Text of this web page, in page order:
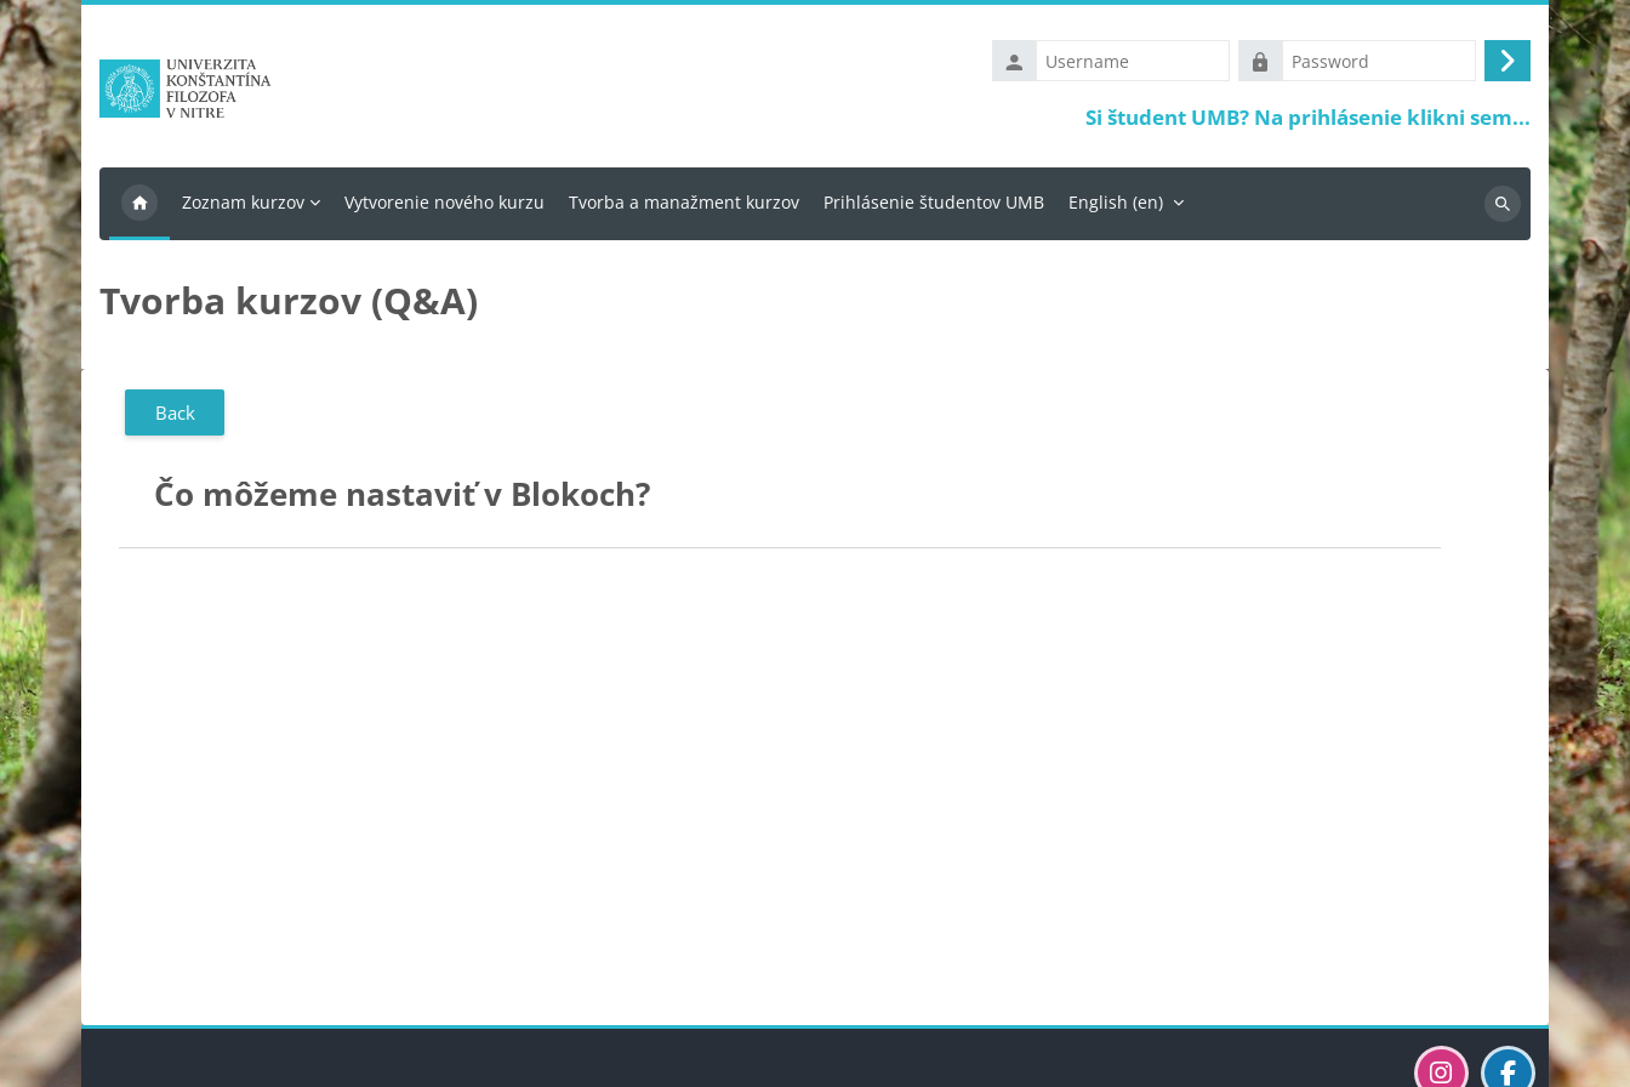
Skip to main content
Username
Password
Log
Si študent UMB? Na prihlásenie klikni sem...
Zoznam kurzov Vytvorenie nového kurzu Tvorba a manažment kurzov Prihlásenie študentov UMB English ‎(en)‎
Search
Tvorba kurzov (Q&A)
Back
Čo môžeme nastaviť v Blokoch?